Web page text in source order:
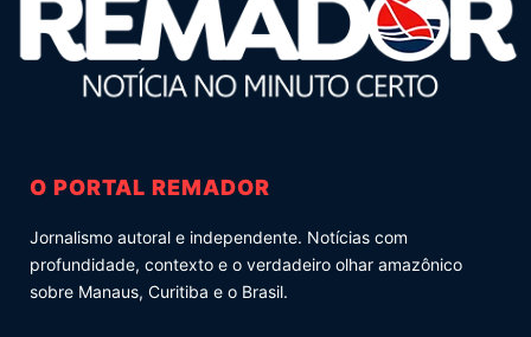
O PORTAL REMADOR
Jornalismo autoral e independente. Notícias com
profundidade, contexto e o verdadeiro olhar amazônico
sobre Manaus, Curitiba e o Brasil.